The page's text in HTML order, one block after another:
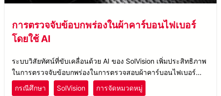
การตรวจจับข้อบกพร่องในผ้าคาร์บอนไฟเบอร์
โดยใช้ AI
ระบบวิสัยทัศน์ที่ขับเคลื่อนด้วย AI ของ SolVision เพิ่มประสิทธิภาพ
ในการตรวจจับข้อบกพร่องในการตรวจสอบผ้าคาร์บอนไฟเบอร์
โดยปรับตัวให้เข้ากับสภาพแสงเพื่อการควบคุมคุณภาพที่ดีขึ้น
กรณีศึกษา SolVision การจัดหมวดหมู่